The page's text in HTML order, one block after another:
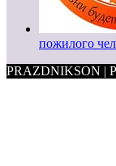
пожилого
PRAZDNIKSON |